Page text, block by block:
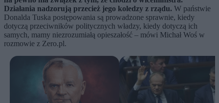
Działania nadzorują przecież jego koledzy z rządu. W państwie
Donalda Tuska postępowania są prowadzone sprawnie, kiedy
dotyczą przeciwników politycznych władzy, kiedy dotyczą ich
samych, mamy niezrozumiałą opieszałość – mówi Michał Woś w
rozmowie z Zero.pl.